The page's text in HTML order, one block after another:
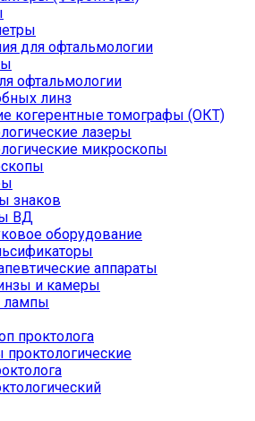
для офтальмологии
офтальмологии
линз
когерентные томографы (ОКТ)
лазеры
микроскопы
знаков
ВД
оборудование
аппараты
и камеры
проктолога